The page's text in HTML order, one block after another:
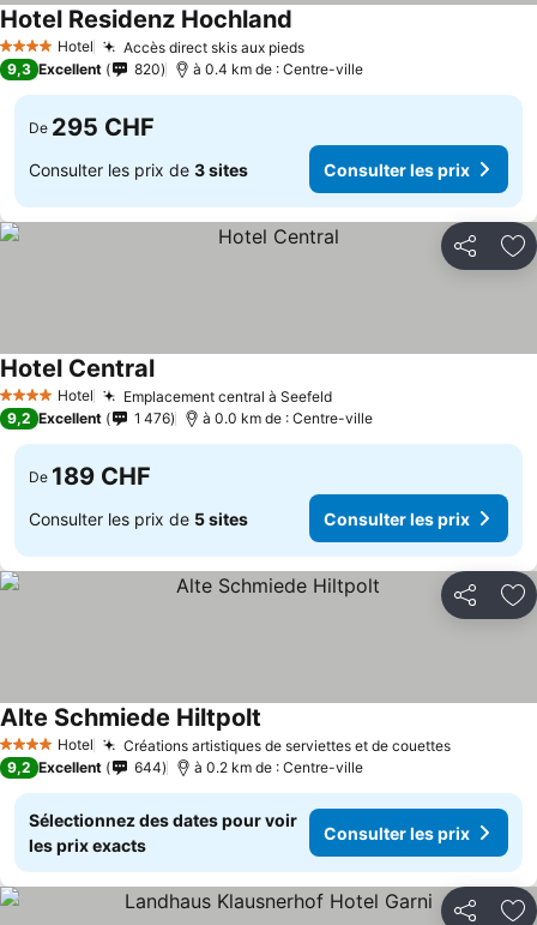
4 Étoiles Hotel Accès direct skis aux pieds
Hotel Residenz Hochland
9,3 Excellent 820 à 0.4 km de : Centre-ville
De 295 CHF
Consulter les prix de 3 sites Consulter les prix
Partager
4 Étoiles Hotel Emplacement central à Seefeld
Hotel Central
9,2 Excellent 1 476 à 0.0 km de : Centre-ville
De 189 CHF
Consulter les prix de 5 sites Consulter les prix
Partager
4 Étoiles Hotel Créations artistiques de serviettes et de couettes
Alte Schmiede Hiltpolt
9,2 Excellent 644 à 0.2 km de : Centre-ville
Sélectionnez des dates pour voir
les prix exacts
Consulter les prix